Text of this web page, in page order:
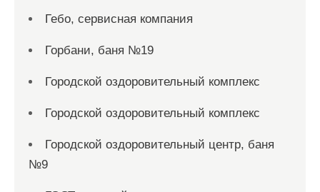
Гебо, сервисная компания
Горбани, баня №19
Городской оздоровительный комплекс
Городской оздоровительный комплекс
Городской оздоровительный центр, баня
№9